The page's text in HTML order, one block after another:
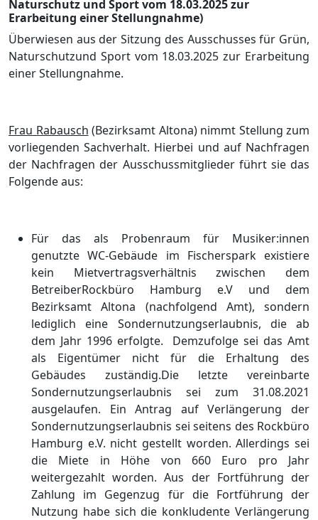
Naturschutz und Sport vom 18.03.2025 zur
Erarbeitung einer Stellungnahme)
Überwiesen aus der Sitzung des Ausschusses für Grün,
Naturschutzund Sport vom 18.03.2025 zur Erarbeitung
einer Stellungnahme.
Frau Rabausch (Bezirksamt Altona) nimmt Stellung zum
vorliegenden Sachverhalt. Hierbei und auf Nachfragen
der Nachfragen der Ausschussmitglieder führt sie das
Folgende aus:
Für das als Probenraum für Musiker:innen
genutzte WC-Gebäude im Fischerspark existiere
kein Mietvertragsverhältnis zwischen dem
BetreiberRockbüro Hamburg e.V und dem
Bezirksamt Altona (nachfolgend Amt), sondern
lediglich eine Sondernutzungserlaubnis, die ab
dem Jahr 1996 erfolgte.
Demzufolge sei das Amt
als Eigentümer nicht für die Erhaltung des
Gebäudes zuständig.Die letzte vereinbarte
Sondernutzungserlaubnis sei zum 31.08.2021
ausgelaufen. Ein Antrag auf Verlängerung der
Sondernutzungserlaubnis sei seitens des Rockbüro
Hamburg e.V. nicht gestellt worden. Allerdings sei
die Miete in Höhe von 660 Euro pro Jahr
weitergezahlt worden. Aus der Fortführung der
Zahlung im Gegenzug für die Fortführung der
Nutzung habe sich die konkludente Verlängerung